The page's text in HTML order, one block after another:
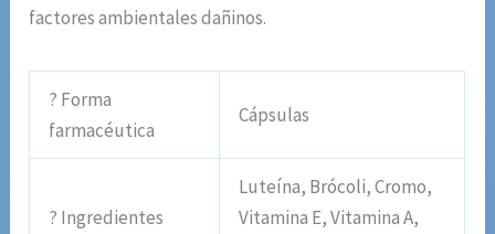
factores ambientales dañinos.
? Forma
farmacéutica
Cápsulas
? Ingredientes
Luteína, Brócoli, Cromo,
Vitamina E, Vitamina A,